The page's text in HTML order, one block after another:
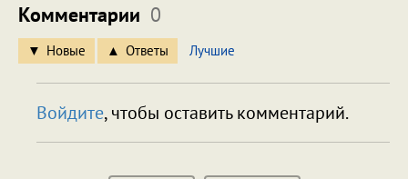
Комментарии 0
Новые Ответы Лучшие
Войдите, чтобы оставить комментарий.